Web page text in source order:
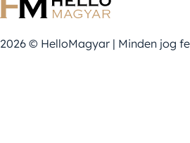
2026 © HelloMagyar | Minden jog